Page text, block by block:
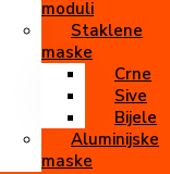
moduli
Staklene
maske
Crne
Sive
Bijele
Aluminijske
maske